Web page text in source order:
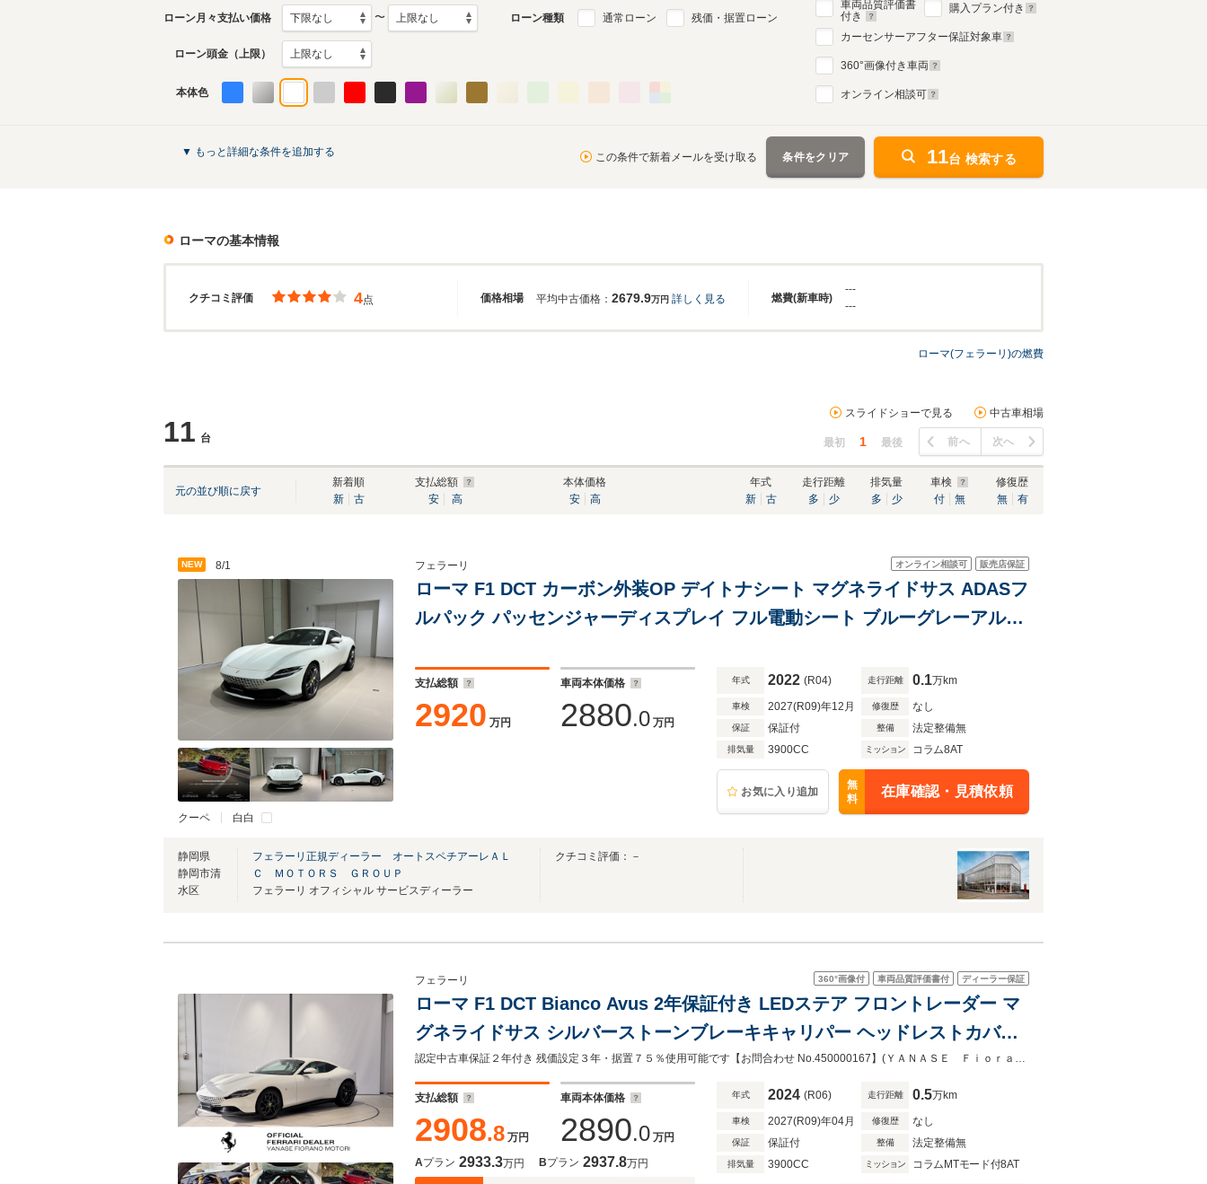
ローン月々支払い価格 〜 ローン種類 通常ローン 残価・据置ローン
ローン頭金（上限）
本体色
車両品質評価書
付き
購入プラン付き
カーセンサーアフター保証対象車
360°画像付き車両
オンライン相談可
▼ もっと詳細な条件を追加する この条件で新着メールを受け取る 条件をクリア 11台 検索する
ローマの基本情報
クチコミ評価 価格相場 燃費(新車時)
4点 平均中古価格： 2679.9万円 詳しく見る
---
---
ローマ(フェラーリ)の燃費
11 台
スライドショーで見る 中古車相場
最初 1 最後 前へ 次へ
元の並び順に戻す
新着順
新
古
支払総額
安
高
本体価格
安
高
年式
新
古
走行距離
多
少
排気量
多
少
車検
付
無
修復歴
無
有
NEW 8/1
クーペ 白白
オンライン相談可 販売店保証
フェラーリ
ローマ F1 DCT カーボン外装OP デイトナシート マグネライドサス ADASフ
ルパック パッセンジャーディスプレイ フル電動シート ブルーグレーアルカ
支払総額
2920 万円
車両本体価格
2880.0 万円
年式 2022 (R04) 走行距離 0.1万km
車検 2027(R09)年12月 修復歴 なし
保証 保証付 整備 法定整備無
排気量 3900CC ミッション コラム8AT
お気に入り追加
無
料
在庫確認・見積依頼
静岡県
静岡市清
水区
フェラーリ正規ディーラー オートスペチアーレＡＬ
Ｃ ＭＯＴＯＲＳ ＧＲＯＵＰ
フェラーリ オフィシャル サービスディーラー
クチコミ評価：－
360°画像付 車両品質評価書付 ディーラー保証
フェラーリ
ローマ F1 DCT Bianco Avus 2年保証付き LEDステア フロントレーダー マ
グネライドサス シルバーストーンブレーキキャリパー ヘッドレストカバリ
ーノステッチ フル電動シート アルミニウムフットレスト
認定中古車保証２年付き 残価設定３年・据置７５％使用可能です【お問合わせ No.450000167】(ＹＡＮＡＳＥ Ｆｉｏｒａｎｏ Ｍｏｔｏｒｉ)
支払総額
2908.8 万円
車両本体価格
2890.0 万円
Aプラン 2933.3万円 Bプラン 2937.8万円
年式 2024 (R06) 走行距離 0.5万km
車検 2027(R09)年04月 修復歴 なし
保証 保証付 整備 法定整備無
排気量 3900CC ミッション コラムMTモード付8AT